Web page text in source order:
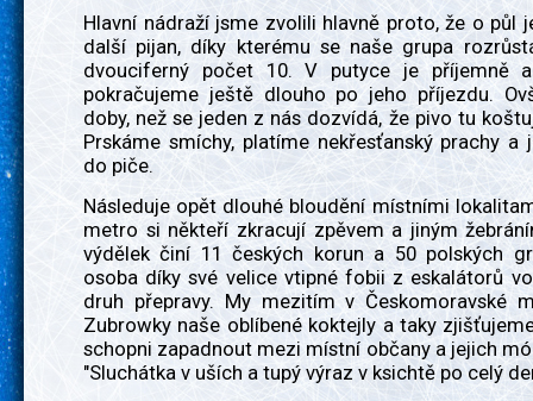
Hlavní nádraží jsme zvolili hlavně proto, že o půl
další pijan, díky kterému se naše grupa
dvouciferný počet 10. V putyce je příjemně
pokračujeme ještě dlouho po jeho příjezdu.
doby, než se jeden z nás dozvídá, že pivo tu
Prskáme smíchy, platíme nekřesťanský prachy a
do piče.
Následuje opět dlouhé bloudění místními
metro si někteří zkracují zpěvem a jiným
výdělek činí 11 českých korun a 50 polských
osoba díky své velice vtipné fobii z eskalátorů
druh přepravy. My mezitím v Českomoravské
Zubrowky naše oblíbené koktejly a taky
schopni zapadnout mezi místní občany a jejich
"Sluchátka v uších a tupý výraz v ksichtě po celý